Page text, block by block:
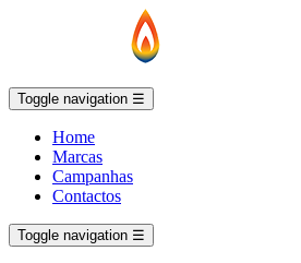
Toggle navigation ☰
Home
Marcas
Campanhas
Contactos
Toggle navigation ☰